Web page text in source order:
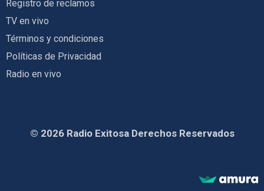
Registro de reclamos
TV en vivo
Términos y condiciones
Políticas de Privacidad
Radio en vivo
© 2026 Radio Exitosa Derechos Reservados